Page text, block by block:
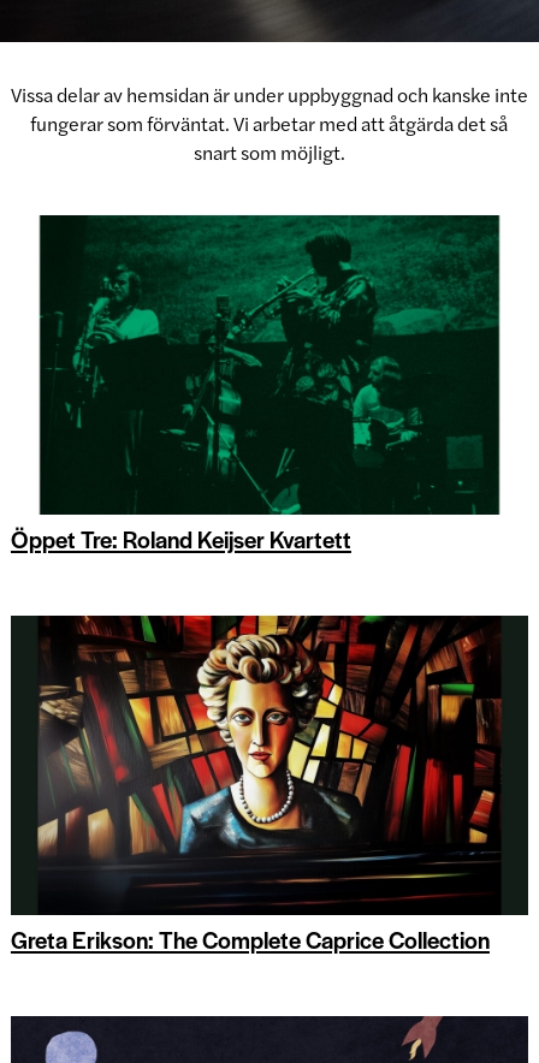
Vissa delar av hemsidan är under uppbyggnad och kanske inte
fungerar som förväntat. Vi arbetar med att åtgärda det så
snart som möjligt.
Öppet Tre: Roland Keijser Kvartett
Greta Erikson: The Complete Caprice Collection